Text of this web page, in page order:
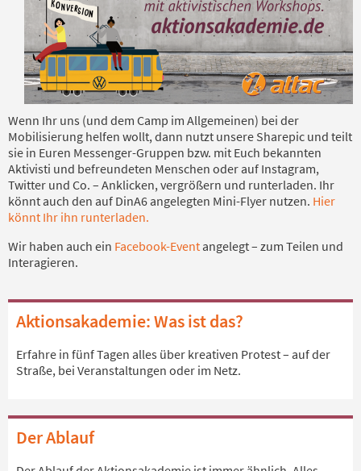
Wenn Ihr uns (und dem Camp im Allgemeinen) bei der
Mobilisierung helfen wollt, dann nutzt unsere Sharepic und teilt
sie in Euren Messenger-Gruppen bzw. mit Euch bekannten
Aktivisti und befreundeten Menschen oder auf Instagram,
Twitter und Co. – Anklicken, vergrößern und runterladen. Ihr
könnt auch den auf DinA6 angelegten Mini-Flyer nutzen. Hier
könnt Ihr ihn runterladen.
Wir haben auch ein Facebook-Event angelegt – zum Teilen und
Interagieren.
Aktionsakademie: Was ist das?
Erfahre in fünf Tagen alles über kreativen Protest – auf der
Straße, bei Veranstaltungen oder im Netz.
Der Ablauf